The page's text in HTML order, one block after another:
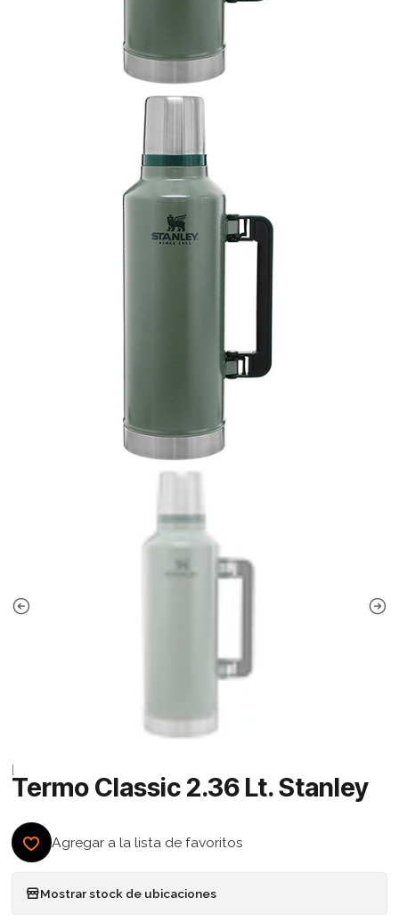
Termo Classic 2.36 Lt. Stanley
Agregar a la lista de favoritos
Mostrar stock de ubicaciones